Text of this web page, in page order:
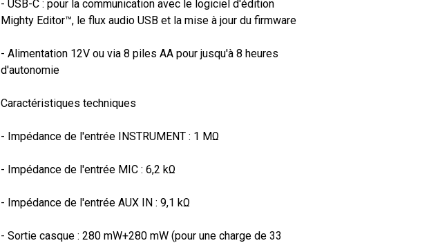
- USB-C : pour la communication avec le logiciel d'édition
Mighty Editor™, le flux audio USB et la mise à jour du firmware
- Alimentation 12V ou via 8 piles AA pour jusqu'à 8 heures
d'autonomie
Caractéristiques techniques
- Impédance de l'entrée INSTRUMENT : 1 MΩ
- Impédance de l'entrée MIC : 6,2 kΩ
- Impédance de l'entrée AUX IN : 9,1 kΩ
- Sortie casque : 280 mW+280 mW (pour une charge de 33